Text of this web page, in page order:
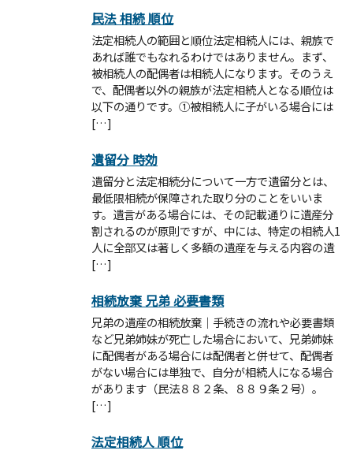
民法 相続 順位
法定相続人の範囲と順位法定相続人には、親族で
あれば誰でもなれるわけではありません。まず、
被相続人の配偶者は相続人になります。そのうえ
で、配偶者以外の親族が法定相続人となる順位は
以下の通りです。①被相続人に子がいる場合には
[…]
遺留分 時効
遺留分と法定相続分について一方で遺留分とは、
最低限相続が保障された取り分のことをいいま
す。遺言がある場合には、その記載通りに遺産分
割されるのが原則ですが、中には、特定の相続人1
人に全部又は著しく多額の遺産を与える内容の遺
[…]
相続放棄 兄弟 必要書類
兄弟の遺産の相続放棄｜手続きの流れや必要書類
など兄弟姉妹が死亡した場合において、兄弟姉妹
に配偶者がある場合には配偶者と併せて、配偶者
がない場合には単独で、自分が相続人になる場合
があります（民法８８２条、８８９条２号）。
[…]
法定相続人 順位